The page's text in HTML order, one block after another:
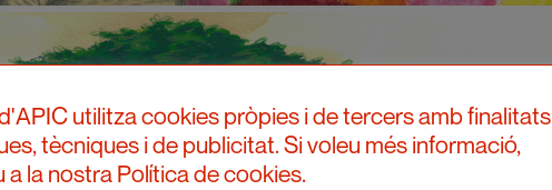
utilitza cookies pròpies i de tercers amb finalitats
tècniques i de publicitat. Si voleu més informació,
a la nostra Política de cookies.